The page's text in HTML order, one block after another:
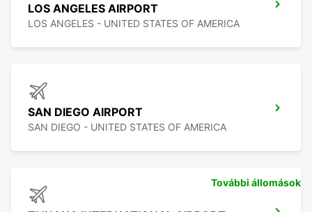
LOS ANGELES AIRPORT
LOS ANGELES - UNITED STATES OF AMERICA
SAN DIEGO AIRPORT
SAN DIEGO - UNITED STATES OF AMERICA
További állomások